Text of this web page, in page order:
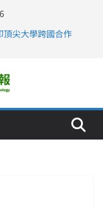
尖大學跨國合作
收穫豐
培育護理尖兵
學第5名 辦學實力再